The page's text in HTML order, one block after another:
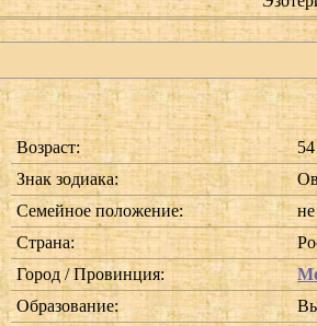
Возраст:
Знак зодиака:
Семейное положение:
Страна:
Город / Провинция:
Образование: